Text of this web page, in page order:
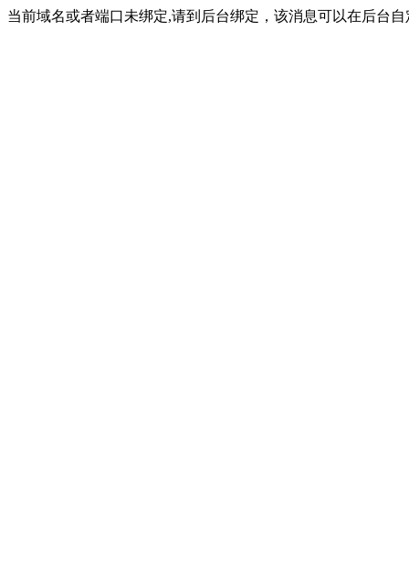
当前域名或者端口未绑定,请到后台绑定，该消息可以在后台自